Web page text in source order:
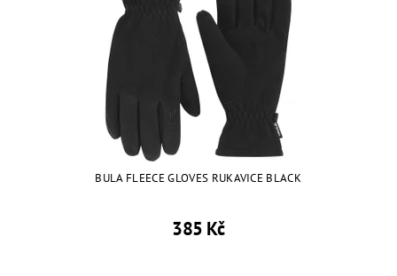
BULA FLEECE GLOVES RUKAVICE BLACK
385 Kč